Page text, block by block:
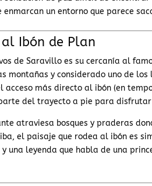
enmarcan un entorno que parece
Ibón de Plan
de Saravillo es su cercanía al
montañas y considerado uno de
acceso más directo al ibón (en
del trayecto a pie para
atraviesa bosques y praderas
el paisaje que rodea al ibón es
una leyenda que habla de una